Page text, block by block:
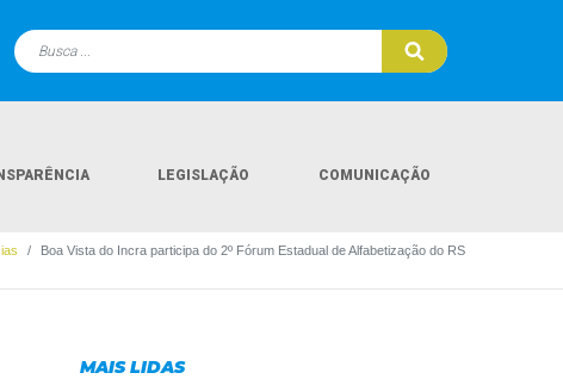
LEGISLAÇÃO COMUNICAÇÃO
Boa Vista do Incra participa do 2º Fórum Estadual de Alfabetização do RS
MAIS LIDAS